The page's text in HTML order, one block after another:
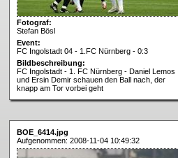
Fotograf:
Stefan Bösl
Event:
FC Ingolstadt 04 - 1.FC Nürnberg - 0:3
Bildbeschreibung:
FC Ingolstadt - 1. FC Nürnberg - Daniel Lemos
und Ersin Demir schauen den Ball nach, der
knapp am Tor vorbei geht
BOE_6414.jpg
Aufgenommen: 2008-11-04 10:49:32